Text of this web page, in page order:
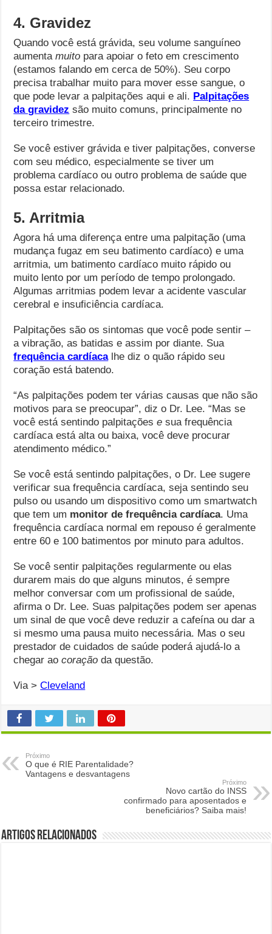
4. Gravidez
Quando você está grávida, seu volume sanguíneo
aumentamuito para apoiar o feto em crescimento
(estamos falando em cerca de 50%). Seu corpo
precisa trabalhar muito para mover esse sangue, o
que pode levar a palpitações aqui e ali. Palpitações
da gravidez são muito comuns, principalmente no
terceiro trimestre.
Se você estiver grávida e tiver palpitações, converse
com seu médico, especialmente se tiver um
problema cardíaco ou outro problema de saúde que
possa estar relacionado.
5. Arritmia
Agora há uma diferença entre uma palpitação (uma
mudança fugaz em seu batimento cardíaco) e uma
arritmia, um batimento cardíaco muito rápido ou
muito lento por um período de tempo prolongado.
Algumas arritmias podem levar a acidente vascular
cerebral e insuficiência cardíaca.
Palpitações são os sintomas que você pode sentir –
a vibração, as batidas e assim por diante. Sua
frequência cardíacalhe diz o quão rápido seu
coração está batendo.
“As palpitações podem ter várias causas que não são
motivos para se preocupar”, diz o Dr. Lee. “Mas se
você está sentindo palpitaçõese sua frequência
cardíaca está alta ou baixa, você deve procurar
atendimento médico.”
Se você está sentindo palpitações, o Dr. Lee sugere
verificar sua frequência cardíaca, seja sentindo seu
pulso ou usando um dispositivo como um smartwatch
que tem um monitor de frequência cardíaca. Uma
frequência cardíaca normal em repouso é geralmente
entre 60 e 100 batimentos por minuto para adultos.
Se você sentir palpitações regularmente ou elas
durarem mais do que alguns minutos, é sempre
melhor conversar com um profissional de saúde,
afirma o Dr. Lee. Suas palpitações podem ser apenas
um sinal de que você deve reduzir a cafeína ou dar a
si mesmo uma pausa muito necessária. Mas o seu
prestador de cuidados de saúde poderá ajudá-lo a
chegar aocoraçãoda questão.
Via >Cleveland
Próximo
O que é RIE Parentalidade?
Vantagens e desvantagens
Próximo
Novo cartão do INSS
confirmado para aposentados e
beneficiários? Saiba mais!
Artigos Relacionados